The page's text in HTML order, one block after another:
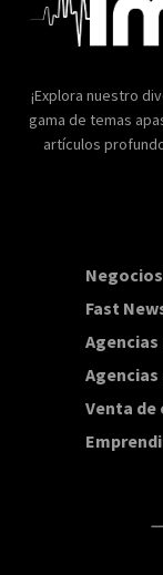
¡Explora nuestro
gama de temas
artículos
Negocios
Fast
Agencias
Venta de